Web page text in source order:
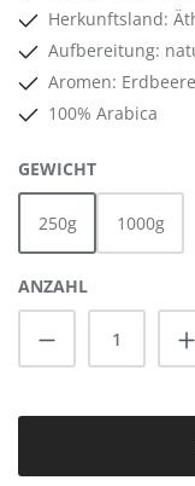
Herkunftsland:
Aufbereitung:
Aromen:
100% Arabica
GEWICHT
250g 1000g
ANZAHL
Produkt